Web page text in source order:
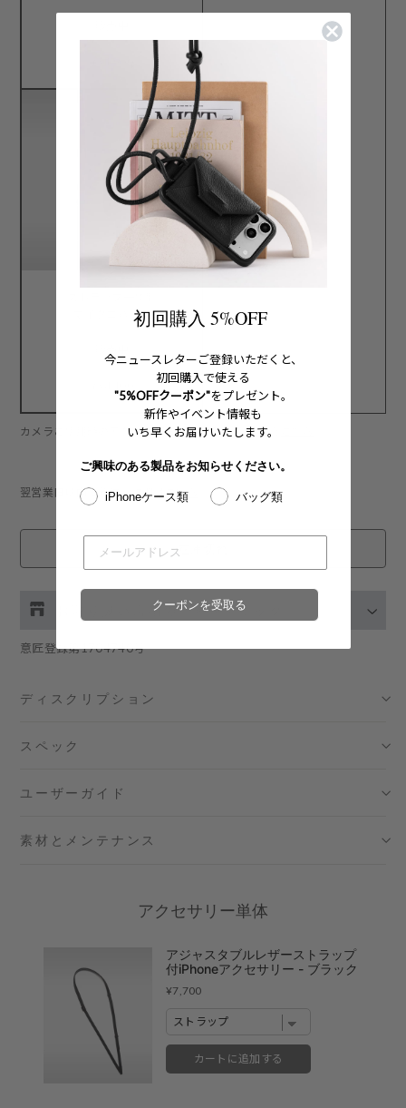
マイクロバッグ
カメラご使用時のアクセサリーの映り込みについて:
翌営業日以内に発送：詳細は こちら
在庫切れ
お取り扱い店舗の在庫をチェック
伊勢丹新宿 メンズ館- 在庫 -X
渋谷スクランブルスクエア店
日本橋コレド室町テラス店
大阪梅田グランフロント店
六本木ミッドタウン店
※在庫は前日までの情報です。
※売り切れやお取り置き等で在庫がない場合がございます。
※最新の在庫状況は店舗へ直接お電話下さいませ。
※各店舗の詳細は
意匠登録第1704740号
ディスクリプション
スペック
ユーザーガイド
素材とメンテナンス
アクセサリー単体
アジャスタブルレザーストラップ
付iPhoneアクセサリー - ブラック
Price
¥7,700
カートに追加する
初回購入 5%OFF
今ニュースレターご登録いただくと、
初回購入で使える
"5%OFFクーポン"をプレゼント。
新作やイベント情報も
いち早くお届けいたします。
ご興味のある製品をお知らせください。
iPhoneケース類 バッグ類
クーポンを受取る